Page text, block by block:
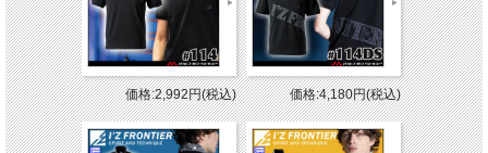
価格:2,992円(税込) 価格:4,180円(税込)